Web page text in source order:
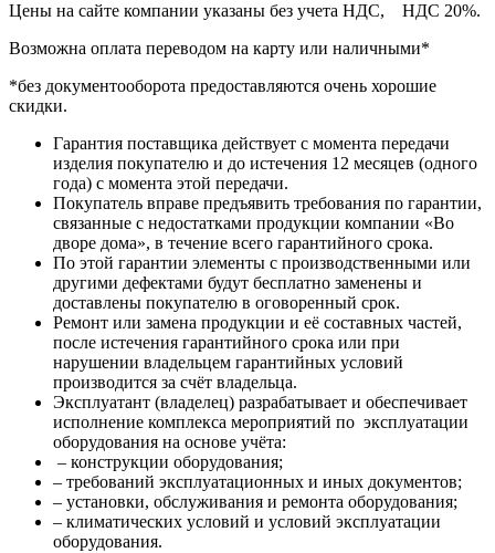
Цены на сайте компании указаны без учета НДС, НДС 20%.
Возможна оплата переводом на карту или наличными*
*без документооборота предоставляются очень хорошие
скидки.
Гарантия поставщика действует с момента передачи
изделия покупателю и до истечения 12 месяцев (одного
года) с момента этой передачи.
Покупатель вправе предъявить требования по гарантии,
связанные с недостатками продукции компании «Во
дворе дома», в течение всего гарантийного срока.
По этой гарантии элементы с производственными или
другими дефектами будут бесплатно заменены и
доставлены покупателю в оговоренный срок.
Ремонт или замена продукции и её составных частей,
после истечения гарантийного срока или при
нарушении владельцем гарантийных условий
производится за счёт владельца.
Эксплуатант (владелец) разрабатывает и обеспечивает
исполнение комплекса мероприятий по эксплуатации
оборудования на основе учёта:
– конструкции оборудования;
– требований эксплуатационных и иных документов;
– установки, обслуживания и ремонта оборудования;
– климатических условий и условий эксплуатации
оборудования.